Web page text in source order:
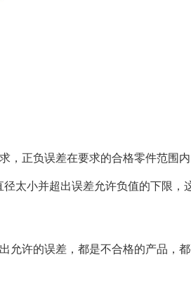
，正负误差在要求的合格零件范围
太小并超出误差允许负值的下限，
允许的误差，都是不合格的产品，